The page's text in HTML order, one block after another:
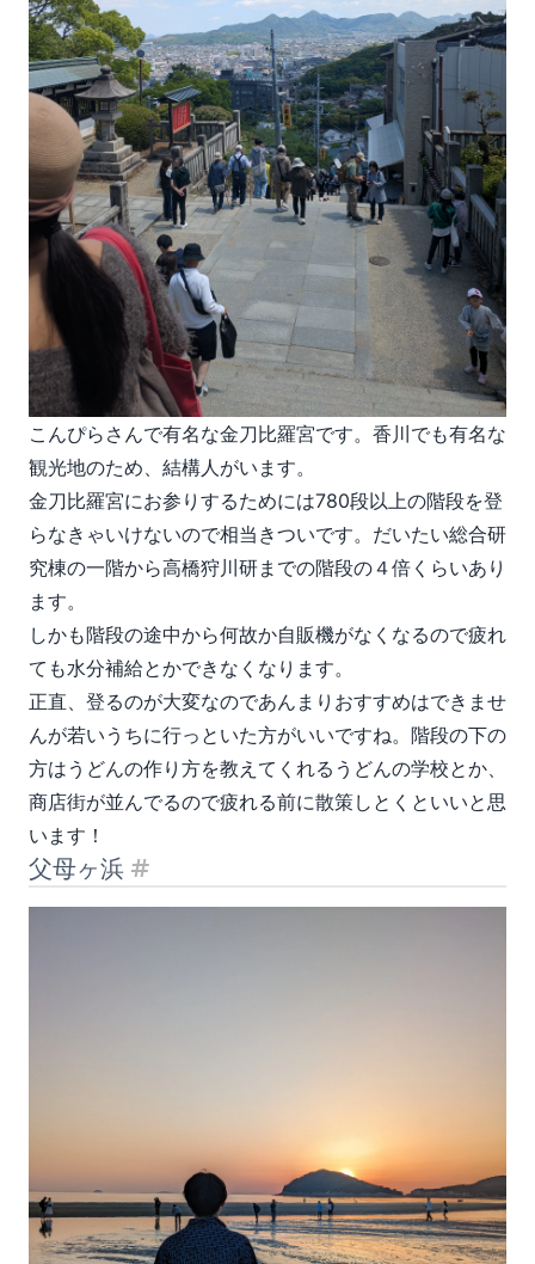
こんぴらさんで有名な金刀比羅宮です。香川でも有名な
観光地のため、結構人がいます。
金刀比羅宮にお参りするためには780段以上の階段を登
らなきゃいけないので相当きついです。だいたい総合研
究棟の一階から高橋狩川研までの階段の４倍くらいあり
ます。
しかも階段の途中から何故か自販機がなくなるので疲れ
ても水分補給とかできなくなります。
正直、登るのが大変なのであんまりおすすめはできませ
んが若いうちに行っといた方がいいですね。階段の下の
方はうどんの作り方を教えてくれるうどんの学校とか、
商店街が並んでるので疲れる前に散策しとくといいと思
います！
父母ヶ浜
見出し「父母ヶ浜」